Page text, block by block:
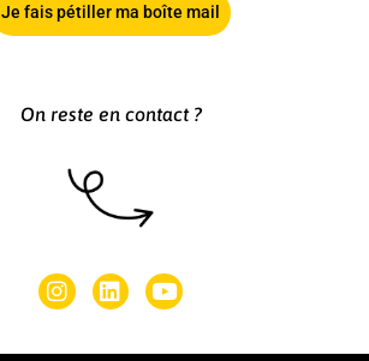
Je fais pétiller ma boîte mail
On reste en contact ?